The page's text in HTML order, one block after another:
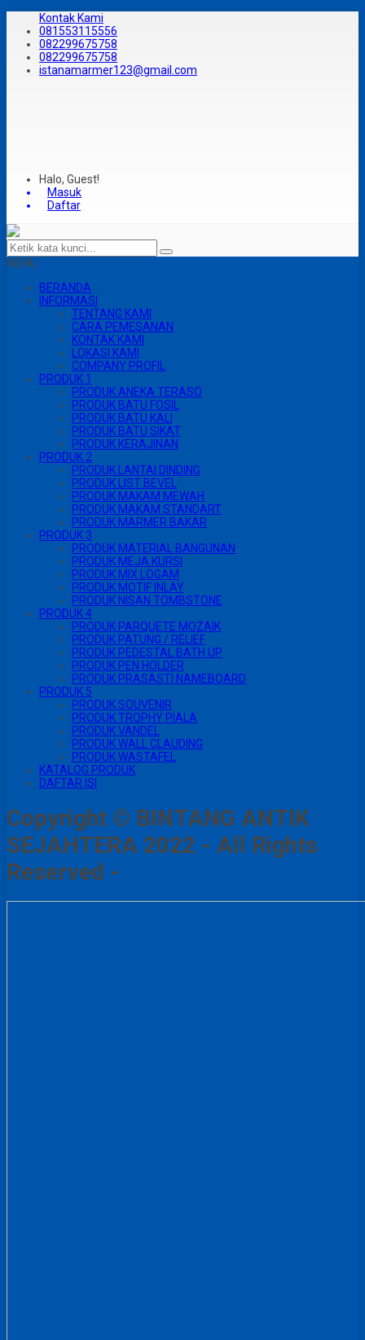
Kontak Kami
081553115556
082299675758
082299675758
istanamarmer123@gmail.com
Halo, Guest!
Masuk
Daftar
MENU
BERANDA
INFORMASI
TENTANG KAMI
CARA PEMESANAN
KONTAK KAMI
LOKASI KAMI
COMPANY PROFIL
PRODUK 1
PRODUK ANEKA TERASO
PRODUK BATU FOSIL
PRODUK BATU KALI
PRODUK BATU SIKAT
PRODUK KERAJINAN
PRODUK 2
PRODUK LANTAI DINDING
PRODUK LIST BEVEL
PRODUK MAKAM MEWAH
PRODUK MAKAM STANDART
PRODUK MARMER BAKAR
PRODUK 3
PRODUK MATERIAL BANGUNAN
PRODUK MEJA KURSI
PRODUK MIX LOGAM
PRODUK MOTIF INLAY
PRODUK NISAN TOMBSTONE
PRODUK 4
PRODUK PARQUETE MOZAIK
PRODUK PATUNG / RELIEF
PRODUK PEDESTAL BATH UP
PRODUK PEN HOLDER
PRODUK PRASASTI NAMEBOARD
PRODUK 5
PRODUK SOUVENIR
PRODUK TROPHY PIALA
PRODUK VANDEL
PRODUK WALL CLAUDING
PRODUK WASTAFEL
KATALOG PRODUK
DAFTAR ISI
Copyright © BINTANG ANTIK
SEJAHTERA 2022 - All Rights
Reserved -